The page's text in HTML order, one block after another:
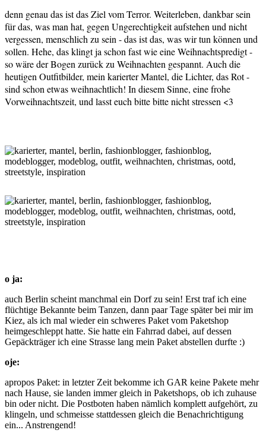
denn genau das ist das Ziel vom Terror. Weiterleben, dankbar sein
für das, was man hat, gegen Ungerechtigkeit aufstehen und nicht
vergessen, menschlich zu sein - das ist das, was wir tun können und
sollen. Hehe, das klingt ja schon fast wie eine Weihnachtspredigt -
so wäre der Bogen zurück zu Weihnachten gespannt. Auch die
heutigen Outfitbilder, mein karierter Mantel, die Lichter, das Rot -
sind schon etwas weihnachtlich! In diesem Sinne, eine frohe
Vorweihnachtszeit, und lasst euch bitte bitte nicht stressen <3
o ja:
auch Berlin scheint manchmal ein Dorf zu sein! Erst traf ich eine
flüchtige Bekannte beim Tanzen, dann paar Tage später bei mir im
Kiez, als ich mal wieder ein schweres Paket vom Paketshop
heimgeschleppt hatte. Sie hatte ein Fahrrad dabei, auf dessen
Gepäckträger ich eine Strasse lang mein Paket abstellen durfte :)
oje:
apropos Paket: in letzter Zeit bekomme ich GAR keine Pakete mehr
nach Hause, sie landen immer gleich in Paketshops, ob ich zuhause
bin oder nicht. Die Postboten haben nämlich komplett aufgehört, zu
klingeln, und schmeisse stattdessen gleich die Benachrichtigung
ein... Anstrengend!